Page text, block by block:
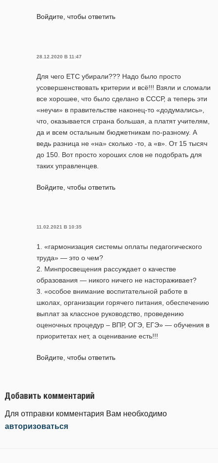
Войдите, чтобы ответить
28.12.2020 В 11:47
Для чего ЕТС убирали??? Надо было просто
усовершенствовать критерии и всё!!! Взяли и сломали
все хорошее, что было сделано в СССР, а теперь эти
«неучи» в правительстве наконец-то «додумались»,
что, оказывается страна большая, а платят учителям,
да и всем остальным бюджетникам по-разному. А
ведь разница не «на» сколько -то, а «в». От 15 тысяч
до 150. Вот просто хороших слов не подобрать для
таких управленцев.
Войдите, чтобы ответить
11.02.2021 В 10:35
1. «гармонизация системы оплаты педагогического
труда» — это о чем?
2. Минпросвещения рассуждает о качестве
образования — никого ничего не настораживает?
3. «особое внимание воспитательной работе в
школах, организации горячего питания, обеспечению
выплат за классное руководство, проведению
оценочных процедур – ВПР, ОГЭ, ЕГЭ» — обучения в
приоритетах нет, а оценивание есть!!!
Войдите, чтобы ответить
Добавить комментарий
Для отправки комментария Вам необходимо
авторизоваться